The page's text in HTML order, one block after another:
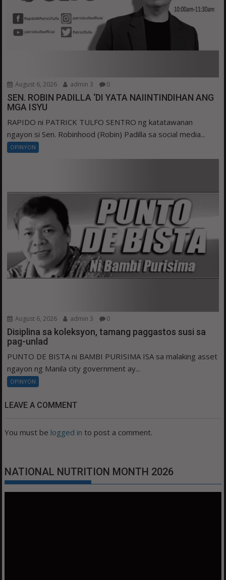
August 6, 2026 admin 3 0
SEN. ROBIN PADILLA ‘DI YATA NAIINTINDIHAN ANG
MGA ISYU
RAPIDO ni PATRICK TULFO SENTRO ng katatawanan
ngayon si Sen. Robinhood (Robin) Padilla sa social media...
OPINYON
August 6, 2026 admin 3 0
Disiplina sa koleksyon, tamang paggastos susi sa
pag-unlad
PUNTO DE BISTA ni BAMBI PURISIMA ISA sa malaking asset
ngayon ng Manila city government ay...
OPINYON
LEAVE A COMMENT
You must be logged in to post a comment.
NATIONAL NUTRITION MONTH 2026